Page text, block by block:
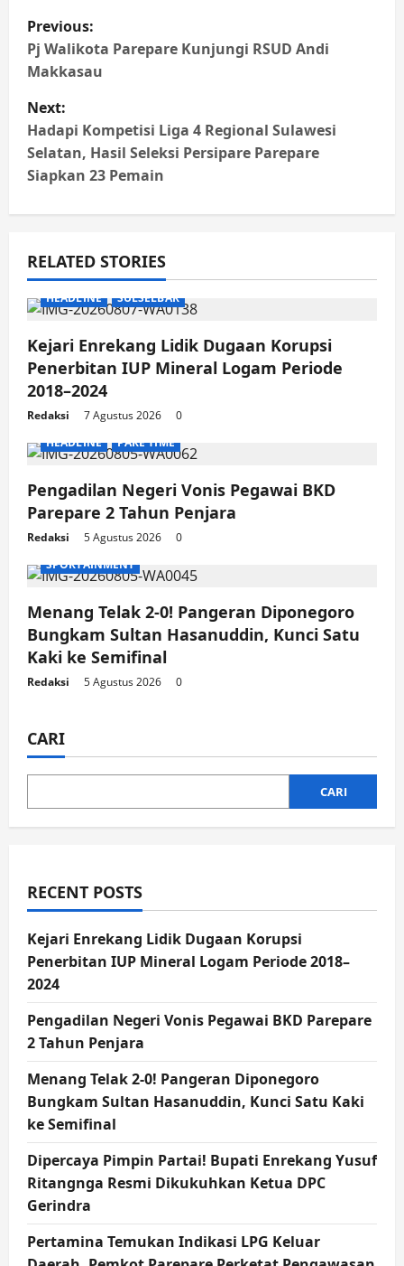
Post
navigation
Previous:
Pj Walikota Parepare Kunjungi RSUD Andi
Makkasau
Next:
Hadapi Kompetisi Liga 4 Regional Sulawesi
Selatan, Hasil Seleksi Persipare Parepare
Siapkan 23 Pemain
RELATED STORIES
HEADLINE SULSELBAR
Kejari Enrekang Lidik Dugaan Korupsi
Penerbitan IUP Mineral Logam Periode
2018–2024
Redaksi 7 Agustus 2026
0
HEADLINE
PARE TIME
Pengadilan Negeri Vonis Pegawai BKD
Parepare 2 Tahun Penjara
Redaksi 5 Agustus 2026
0
SPORTAINMENT
Menang Telak 2-0! Pangeran Diponegoro
Bungkam Sultan Hasanuddin, Kunci Satu
Kaki ke Semifinal
Redaksi 5 Agustus 2026 0
CARI
CARI
RECENT POSTS
Kejari Enrekang Lidik Dugaan Korupsi
Penerbitan IUP Mineral Logam Periode 2018–
2024
Pengadilan Negeri Vonis Pegawai BKD Parepare
2 Tahun Penjara
Menang Telak 2-0! Pangeran Diponegoro
Bungkam Sultan Hasanuddin, Kunci Satu Kaki
ke Semifinal
Dipercaya Pimpin Partai! Bupati Enrekang Yusuf
Ritangnga Resmi Dikukuhkan Ketua DPC
Gerindra
Pertamina Temukan Indikasi LPG Keluar